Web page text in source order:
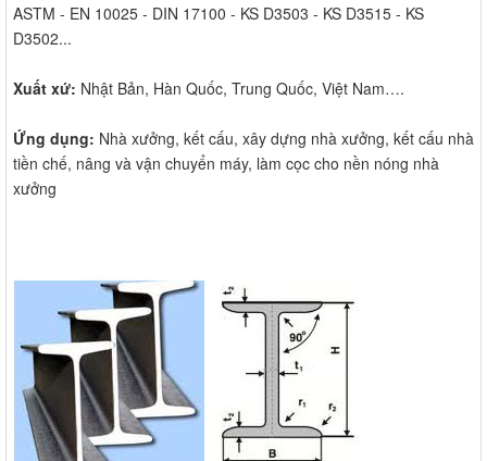
ASTM - EN 10025 - DIN 17100 - KS D3503 - KS D3515 - KS
D3502...
Xuất xứ: Nhật Bản, Hàn Quốc, Trung Quốc, Việt Nam….
Ứng dụng: Nhà xưởng, kết cấu, xây dựng nhà xưởng, kết cấu nhà
tiền chế, nâng và vận chuyển máy, làm cọc cho nền nóng nhà
xưởng